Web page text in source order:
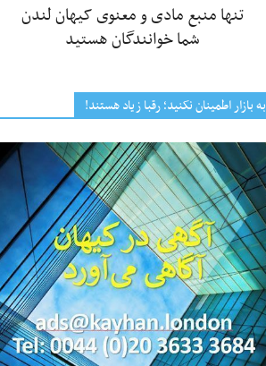
تنها منبع مادی و معنوی کیهان لندن
شما خوانندگان هستید
به بازار اطمینان نکنید؛ رقبا زیاد هستند!